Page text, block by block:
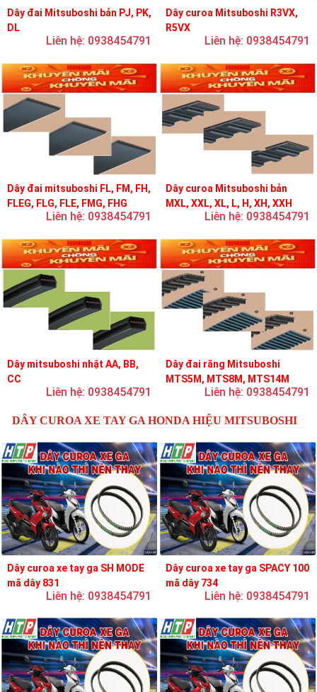
Dây đai Mitsuboshi bản PJ, PK,
DL
Liên hệ: 0938454791
Dây curoa Mitsuboshi R3VX,
R5VX
Liên hệ: 0938454791
Dây đai mitsuboshi FL, FM, FH,
FLEG, FLG, FLE, FMG, FHG
Liên hệ: 0938454791
Dây curoa Mitsuboshi bản
MXL, XXL, XL, L, H, XH, XXH
Liên hệ: 0938454791
Dây mitsuboshi nhật AA, BB,
CC
Liên hệ: 0938454791
Dây đai răng Mitsuboshi
MTS5M, MTS8M, MTS14M
Liên hệ: 0938454791
DÂY CUROA XE TAY GA HONDA HIỆU MITSUBOSHI
Dây curoa xe tay ga SH MODE
mã dây 831
Liên hệ: 0938454791
Dây curoa xe tay ga SPACY 100
mã dây 734
Liên hệ: 0938454791